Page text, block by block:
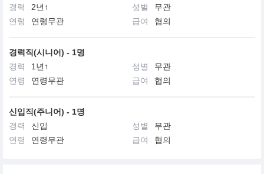
경력
2년↑ 성별
무관
연령
연령무관 급여 협의
경력직(시니어) - 1명
경력
1년↑ 성별
무관
연령
연령무관 급여 협의
신입직(주니어) - 1명
경력
신입 성별
무관
연령
연령무관 급여 협의